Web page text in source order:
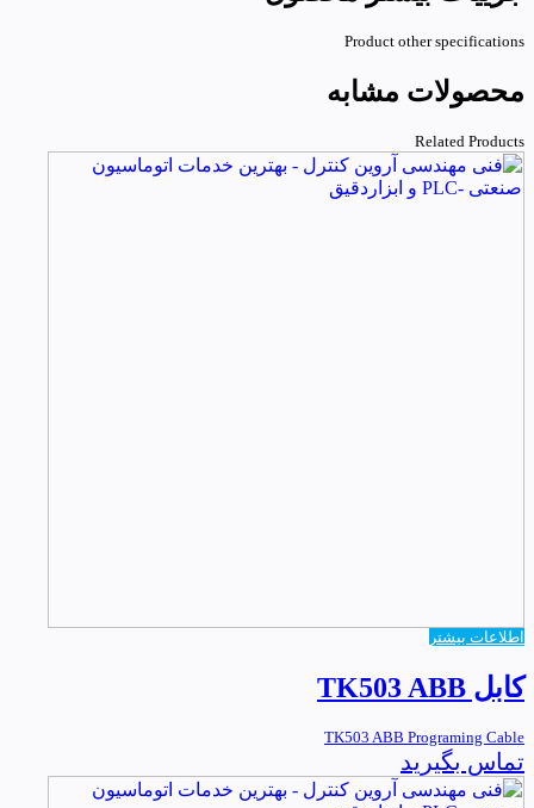
Product other specifications
محصولات مشابه
Related Products
اطلاعات بیشتر
کابل TK503 ABB
TK503 ABB Programing Cable
تماس بگیرید